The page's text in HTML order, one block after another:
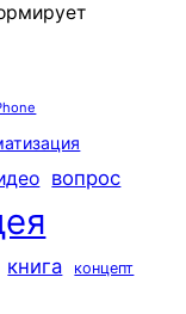
вопрос
книга
концепт